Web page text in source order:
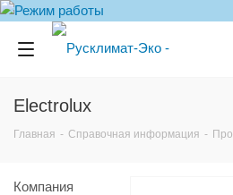
Electrolux
Главная - Справочная информация -
Компания